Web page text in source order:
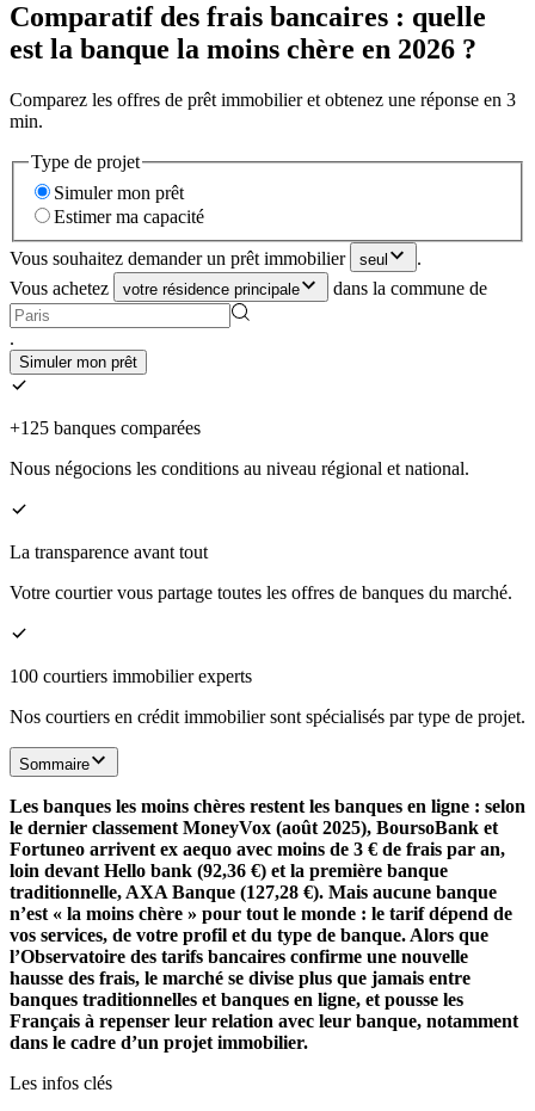
Comparatif des frais bancaires : quelle
est la banque la moins chère en 2026 ?
Comparez les offres de prêt immobilier et obtenez une réponse en 3
min.
Type de projet
Simuler mon prêt
Estimer ma capacité
Vous souhaitez demander un prêt immobilier seul
.
Vous achetez
votre résidence principale dans la commune de
.
Simuler mon prêt
+125 banques comparées
Nous négocions les conditions au niveau régional et national.
La transparence avant tout
Votre courtier vous partage toutes les offres de banques du marché.
100 courtiers immobilier experts
Nos courtiers en crédit immobilier sont spécialisés par type de projet.
Sommaire
Les banques les moins chères restent les banques en ligne : selon
le dernier classement MoneyVox (août 2025), BoursoBank et
Fortuneo arrivent ex aequo avec moins de 3 € de frais par an,
loin devant Hello bank (92,36 €) et la première banque
traditionnelle, AXA Banque (127,28 €). Mais aucune banque
n’est « la moins chère » pour tout le monde : le tarif dépend de
vos services, de votre profil et du type de banque. Alors que
l’Observatoire des tarifs bancaires confirme une nouvelle
hausse des frais, le marché se divise plus que jamais entre
banques traditionnelles et banques en ligne, et pousse les
Français à repenser leur relation avec leur banque, notamment
dans le cadre d’un projet immobilier.
Les infos clés